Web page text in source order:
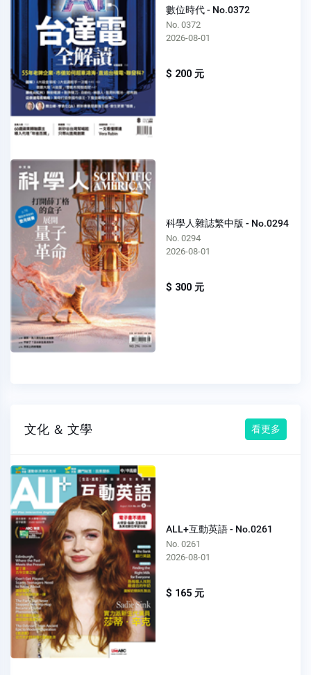
數位時代 - No.0372
No. 0372
2026-08-01
$ 200 元
科學人雜誌繁中版 - No.0294
No. 0294
2026-08-01
$ 300 元
文化 ＆ 文學 看更多
ALL+互動英語 - No.0261
No. 0261
2026-08-01
$ 165 元